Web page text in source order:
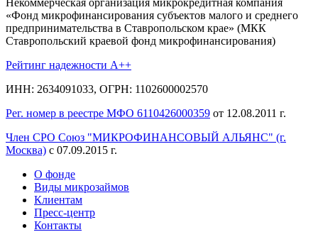
«Фонд микрофинансирования субъектов малого и среднего
предпринимательства в Ставропольском крае» (МКК
Ставропольский краевой фонд микрофинансирования)
Рейтинг надежности A++
ИНН: 2634091033, ОГРН: 1102600002570
Рег. номер в реестре МФО 6110426000359 от 12.08.2011 г.
Член СРО Союз "МИКРОФИНАНСОВЫЙ АЛЬЯНС" (г.
Москва) с 07.09.2015 г.
О фонде
Виды микрозаймов
Клиентам
Пресс-центр
Контакты